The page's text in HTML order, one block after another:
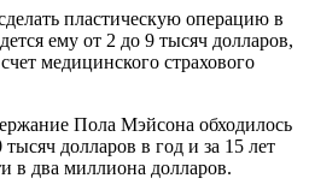
пластическую операцию в
ему от 2 до 9 тысяч долларов,
медицинского страхового
Пола Мэйсона обходилось
долларов в год и за 15 лет
в два миллиона долларов.